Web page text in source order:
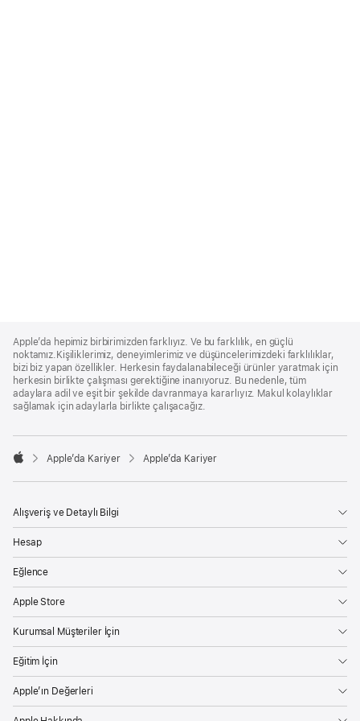
Footer
Apple’da hepimiz birbirimizden farklıyız. Ve bu farklılık, en güçlü
noktamız.Kişiliklerimiz, deneyimlerimiz ve düşüncelerimizdeki farklılıklar,
bizi biz yapan özellikler. Herkesin faydalanabileceği ürünler yaratmak için
herkesin birlikte çalışması gerektiğine inanıyoruz. Bu nedenle, tüm
adaylara adil ve eşit bir şekilde davranmaya kararlıyız. Makul kolaylıklar
sağlamak için adaylarla birlikte çalışacağız.

Apple’da Kariyer Apple’da Kariyer
Alışveriş ve Detaylı Bilgi
Hesap
Eğlence
Apple Store
Kurumsal Müşteriler İçin
Eğitim İçin
Apple’ın Değerleri